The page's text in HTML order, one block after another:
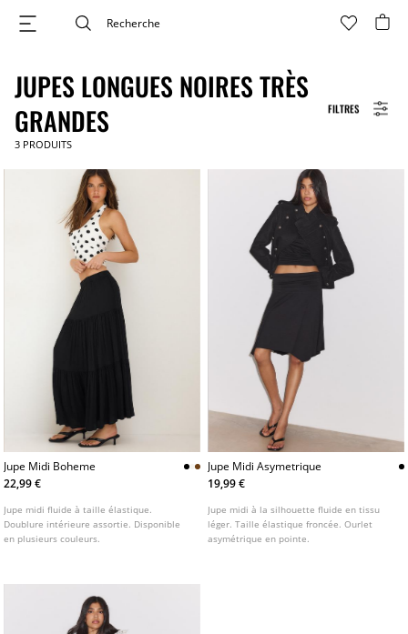
FILTRES
JUPES LONGUES NOIRES TRÈS
GRANDES
3 PRODUITS
Jupe Midi Boheme
22,99 €
Jupe midi fluide à taille élastique.
Doublure intérieure assortie. Disponible
en plusieurs couleurs.
Jupe Midi Asymetrique
19,99 €
Jupe midi à la silhouette fluide en tissu
léger. Taille élastique froncée. Ourlet
asymétrique en pointe.